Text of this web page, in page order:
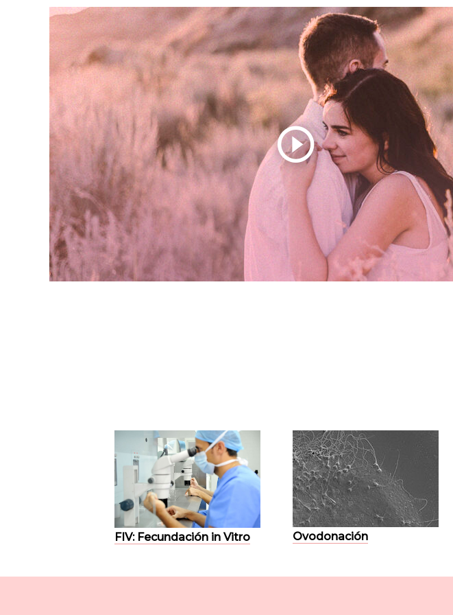
FIV: Fecundación in Vitro Ovodonación